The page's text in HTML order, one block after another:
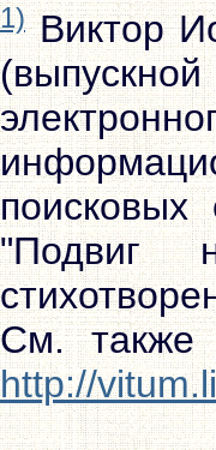
1)Виктор
"Подвиг
См.
http://